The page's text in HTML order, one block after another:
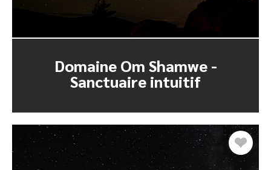
Domaine Om Shamwe -
Sanctuaire intuitif